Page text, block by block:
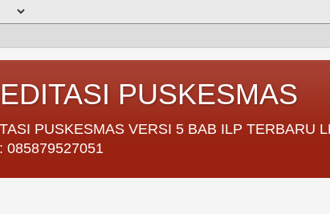
PUSKESMAS
PUSKESMAS VERSI 5 BAB ILP
085879527051